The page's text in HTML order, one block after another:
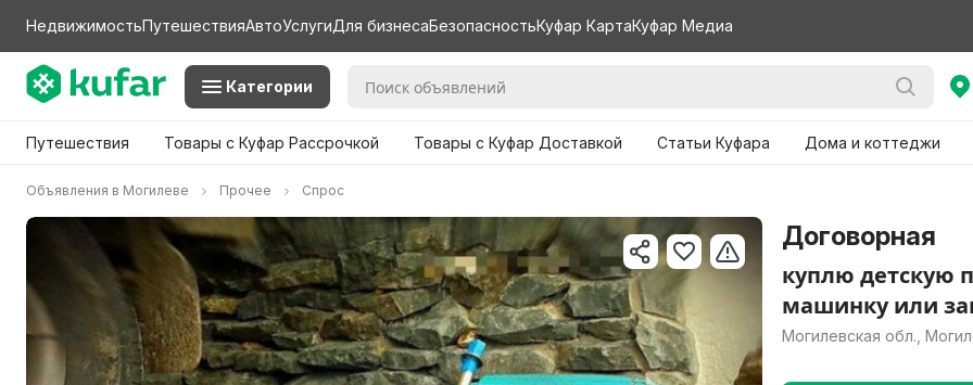
НедвижимостьПутешествияАвтоУслугиДля бизнесаБезопасностьКуфар КартаКуфар Медиа
Категории
Путешествия Товары с Куфар Рассрочкой Товары с Куфар Доставкой Статьи Куфара Дома и коттеджи
Объявления в Могилеве Прочее Спрос
Договорная
куплю детскую
машинку или
Могилевская обл.,